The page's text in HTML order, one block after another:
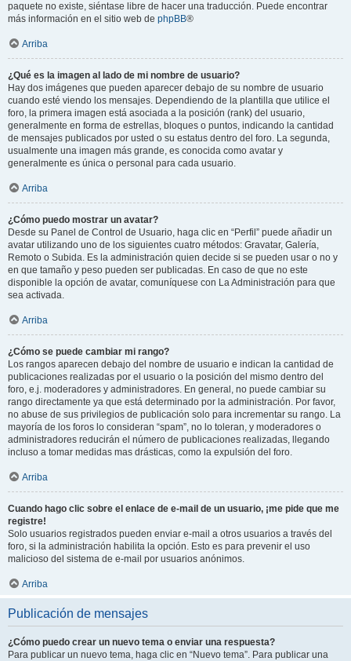
paquete no existe, siéntase libre de hacer una traducción. Puede encontrar
más información en el sitio web de phpBB®
Arriba
¿Qué es la imagen al lado de mi nombre de usuario?
Hay dos imágenes que pueden aparecer debajo de su nombre de usuario
cuando esté viendo los mensajes. Dependiendo de la plantilla que utilice el
foro, la primera imagen está asociada a la posición (rank) del usuario,
generalmente en forma de estrellas, bloques o puntos, indicando la cantidad
de mensajes publicados por usted o su estatus dentro del foro. La segunda,
usualmente una imagen más grande, es conocida como avatar y
generalmente es única o personal para cada usuario.
Arriba
¿Cómo puedo mostrar un avatar?
Desde su Panel de Control de Usuario, haga clic en “Perfil” puede añadir un
avatar utilizando uno de los siguientes cuatro métodos: Gravatar, Galería,
Remoto o Subida. Es la administración quien decide si se pueden usar o no y
en que tamaño y peso pueden ser publicadas. En caso de que no este
disponible la opción de avatar, comuníquese con La Administración para que
sea activada.
Arriba
¿Cómo se puede cambiar mi rango?
Los rangos aparecen debajo del nombre de usuario e indican la cantidad de
publicaciones realizadas por el usuario o la posición del mismo dentro del
foro, e.j. moderadores y administradores. En general, no puede cambiar su
rango directamente ya que está determinado por la administración. Por favor,
no abuse de sus privilegios de publicación solo para incrementar su rango. La
mayoría de los foros lo consideran “spam”, no lo toleran, y moderadores o
administradores reducirán el número de publicaciones realizadas, llegando
incluso a tomar medidas mas drásticas, como la expulsión del foro.
Arriba
Cuando hago clic sobre el enlace de e-mail de un usuario, ¡me pide que me
registre!
Solo usuarios registrados pueden enviar e-mail a otros usuarios a través del
foro, si la administración habilita la opción. Esto es para prevenir el uso
malicioso del sistema de e-mail por usuarios anónimos.
Arriba
Publicación de mensajes
¿Cómo puedo crear un nuevo tema o enviar una respuesta?
Para publicar un nuevo tema, haga clic en “Nuevo tema”. Para publicar una